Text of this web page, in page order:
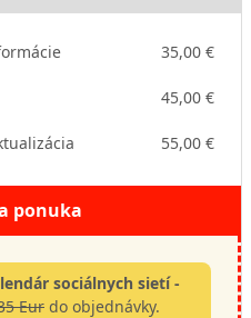
35,00 €
45,00 €
55,00 €
ponuka
sociálnych sietí -
Eur do objednávky.